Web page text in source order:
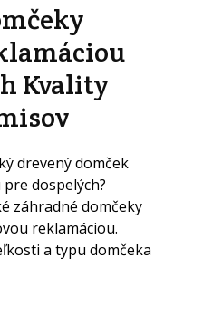
Kvality
drevený domček
dospelých?
záhradné domčeky
reklamáciou.
a typu domčeka